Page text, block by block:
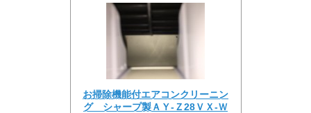
お掃除機能付エアコンクリーニン
グ シャープ製ＡＹ-Ｚ28ＶＸ-Ｗ